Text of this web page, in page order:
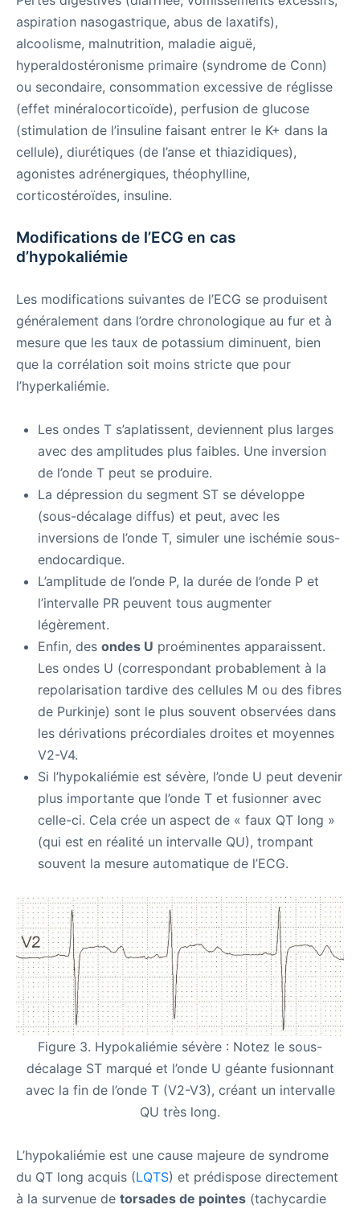
aspiration nasogastrique, abus de laxatifs),
alcoolisme, malnutrition, maladie aiguë,
hyperaldostéronisme primaire (syndrome de Conn)
ou secondaire, consommation excessive de réglisse
(effet minéralocorticoïde), perfusion de glucose
(stimulation de l’insuline faisant entrer le K+ dans la
cellule), diurétiques (de l’anse et thiazidiques),
agonistes adrénergiques, théophylline,
corticostéroïdes, insuline.
Modifications de l’ECG en cas
d’hypokaliémie
Les modifications suivantes de l’ECG se produisent
généralement dans l’ordre chronologique au fur et à
mesure que les taux de potassium diminuent, bien
que la corrélation soit moins stricte que pour
l’hyperkaliémie.
Les ondes T s’aplatissent, deviennent plus larges
avec des amplitudes plus faibles. Une inversion
de l’onde T peut se produire.
La dépression du segment ST se développe
(sous-décalage diffus) et peut, avec les
inversions de l’onde T, simuler une ischémie sous-
endocardique.
L’amplitude de l’onde P, la durée de l’onde P et
l’intervalle PR peuvent tous augmenter
légèrement.
Enfin, des ondes U proéminentes apparaissent.
Les ondes U (correspondant probablement à la
repolarisation tardive des cellules M ou des fibres
de Purkinje) sont le plus souvent observées dans
les dérivations précordiales droites et moyennes
V2-V4.
Si l’hypokaliémie est sévère, l’onde U peut devenir
plus importante que l’onde T et fusionner avec
celle-ci. Cela crée un aspect de « faux QT long »
(qui est en réalité un intervalle QU), trompant
souvent la mesure automatique de l’ECG.
Figure 3. Hypokaliémie sévère : Notez le sous-
décalage ST marqué et l’onde U géante fusionnant
avec la fin de l’onde T (V2-V3), créant un intervalle
QU très long.
L’hypokaliémie est une cause majeure de syndrome
du QT long acquis (LQTS) et prédispose directement
à la survenue de torsades de pointes (tachycardie